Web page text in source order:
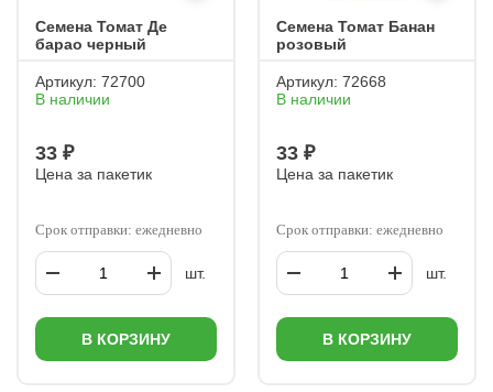
Семена Томат Де
барао черный
Артикул: 72700
В наличии
33 ₽
Цена за пакетик
Срок отправки: ежедневно
шт.
В КОРЗИНУ
Семена Томат Банан
розовый
Артикул: 72668
В наличии
33 ₽
Цена за пакетик
Срок отправки: ежедневно
шт.
В КОРЗИНУ